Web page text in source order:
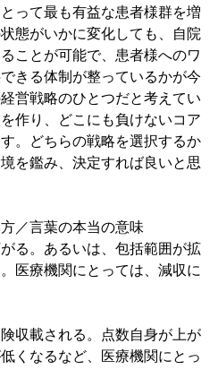
って最も有益な患者様群を増
態がいかに変化しても、自院
ことが可能で、患者様へのワ
きる体制が整っているかが今
営戦略のひとつだと考えてい
作り、どこにも負けないコア
。どちらの戦略を選択するか
を鑑み、決定すれば良いと思
／言葉の本当の意味
。あるいは、包括範囲が拡
医療機関にとっては、減収に
載される。点数自身が上が
くなるなど、医療機関にとっ